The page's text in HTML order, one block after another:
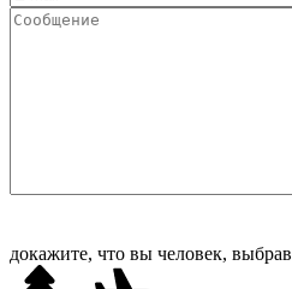
докажите, что вы человек, выбрав